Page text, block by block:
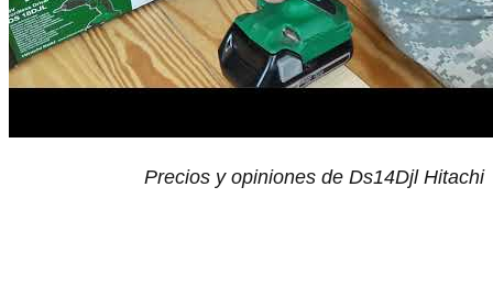
Precios y opiniones de Ds14Djl Hitachi